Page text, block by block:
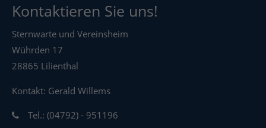
Kontaktieren Sie uns!
Sternwarte und Vereinsheim
Wührden 17
28865 Lilienthal
Kontakt: Gerald Willems
Tel.: (04792) - 951196